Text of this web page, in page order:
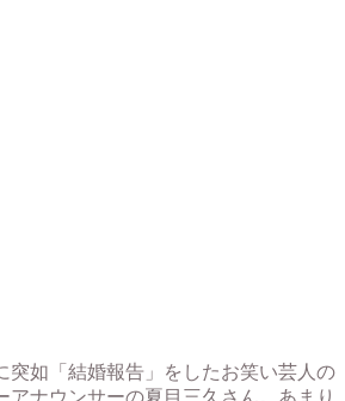
突如「結婚報告」をしたお笑い芸人の